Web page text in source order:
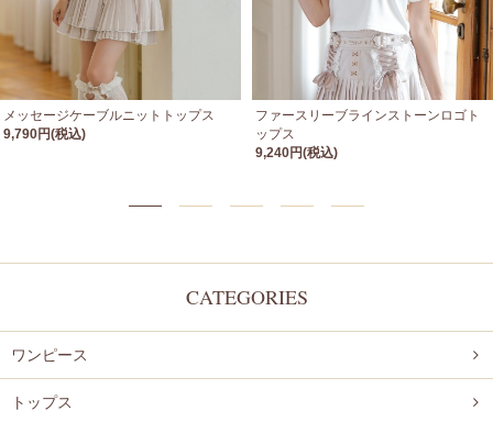
メッセージケーブルニットトップス
9,790円(税込)
ファースリーブラインストーンロゴト
ップス
9,240円(税込)
CATEGORIES
ワンピース
トップス